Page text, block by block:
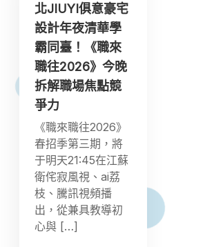
北JIUYI俱意豪宅
設計年夜清華學
霸同臺！《職來
職往2026》今晚
拆解職場焦點競
爭力
《職來職往2026》
春招季第三期，將
于明天21:45在江蘇
衛侘寂風視、ai荔
枝、騰訊視頻播
出，從兼具教導初
心與 […]